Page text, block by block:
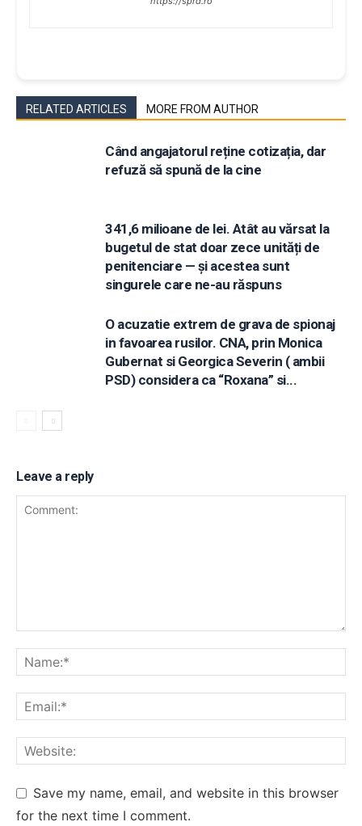
RELATED ARTICLES MORE FROM AUTHOR
Când angajatorul reține cotizația, dar
refuză să spună de la cine
341,6 milioane de lei. Atât au vărsat la
bugetul de stat doar zece unități de
penitenciare — și acestea sunt
singurele care ne-au răspuns
O acuzatie extrem de grava de spionaj
in favoarea rusilor. CNA, prin Monica
Gubernat si Georgica Severin ( ambii
PSD) considera ca “Roxana” si...
Leave a reply
Save my name, email, and website in this browser
for the next time I comment.